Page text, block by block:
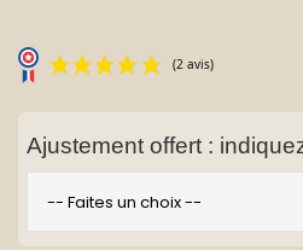
Ajustement offert :